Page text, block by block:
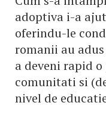
adoptiva i-a
oferindu-le
romanii au
a deveni rapid
comunitati si
nivel de